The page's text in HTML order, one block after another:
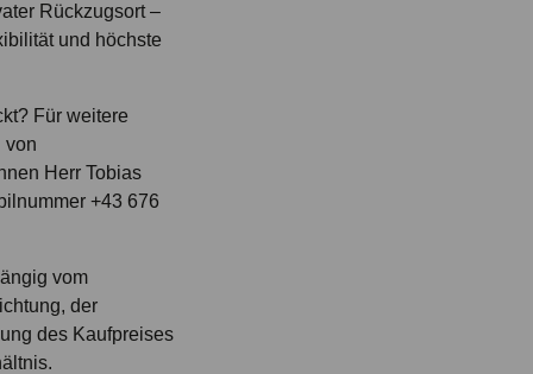
Rückzugsort –
und höchste
Für weitere
von
Herr Tobias
+43 676
vom
der
des Kaufpreises